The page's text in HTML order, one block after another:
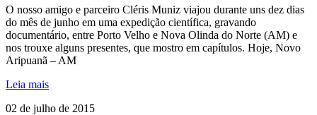
O nosso amigo e parceiro Cléris Muniz viajou durante uns dez dias
do mês de junho em uma expedição científica, gravando
documentário, entre Porto Velho e Nova Olinda do Norte (AM) e
nos trouxe alguns presentes, que mostro em capítulos. Hoje, Novo
Aripuanã – AM
Leia mais
02 de julho de 2015